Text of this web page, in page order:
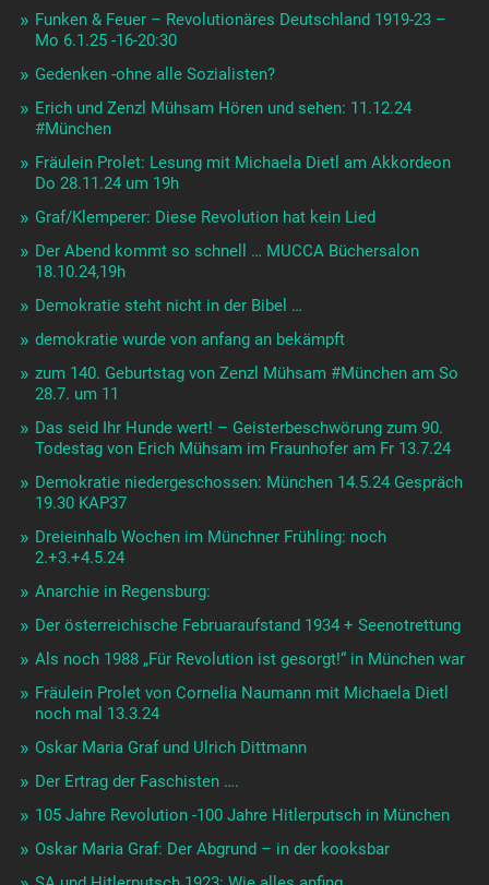
Funken & Feuer – Revolutionäres Deutschland 1919-23 –
Mo 6.1.25 -16-20:30
Gedenken -ohne alle Sozialisten?
Erich und Zenzl Mühsam Hören und sehen: 11.12.24
#München
Fräulein Prolet: Lesung mit Michaela Dietl am Akkordeon
Do 28.11.24 um 19h
Graf/Klemperer: Diese Revolution hat kein Lied
Der Abend kommt so schnell … MUCCA Büchersalon
18.10.24,19h
Demokratie steht nicht in der Bibel …
demokratie wurde von anfang an bekämpft
zum 140. Geburtstag von Zenzl Mühsam #München am So
28.7. um 11
Das seid Ihr Hunde wert! – Geisterbeschwörung zum 90.
Todestag von Erich Mühsam im Fraunhofer am Fr 13.7.24
Demokratie niedergeschossen: München 14.5.24 Gespräch
19.30 KAP37
Dreieinhalb Wochen im Münchner Frühling: noch
2.+3.+4.5.24
Anarchie in Regensburg:
Der österreichische Februaraufstand 1934 + Seenotrettung
Als noch 1988 „Für Revolution ist gesorgt!“ in München war
Fräulein Prolet von Cornelia Naumann mit Michaela Dietl
noch mal 13.3.24
Oskar Maria Graf und Ulrich Dittmann
Der Ertrag der Faschisten ….
105 Jahre Revolution -100 Jahre Hitlerputsch in München
Oskar Maria Graf: Der Abgrund – in der kooksbar